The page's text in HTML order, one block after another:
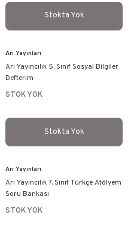
Stokta Yok
Arı Yayınları
Arı Yayıncılık 5. Sınıf Sosyal Bilgiler
Defterim
STOK YOK
Stokta Yok
Arı Yayınları
Arı Yayıncılık 7. Sınıf Türkçe Atölyem
Soru Bankası
STOK YOK